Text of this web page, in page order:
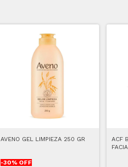
AVENO GEL LIMPIEZA 250 GR
-30% OFF
ACF